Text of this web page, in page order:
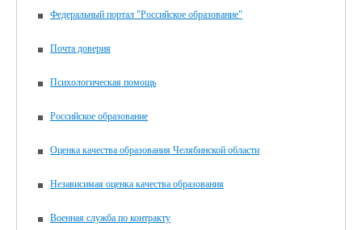
Федеральный портал "Российское образование"
Почта доверия
Психологическая помощь
Российское образование
Оценка качества образования Челябинской области
Независимая оценка качества образования
Военная служба по контракту